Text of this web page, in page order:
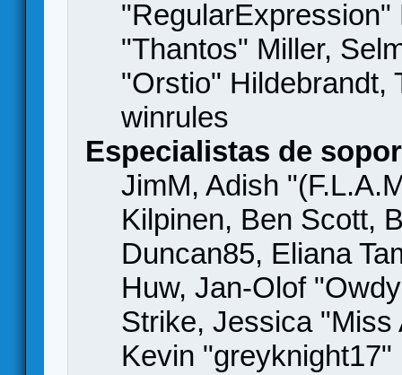
"Thantos" Miller,
"Orstio" Hildebrandt,
winrules
Especialistas de
JimM, Adish
Kilpinen, Ben Scott,
Duncan85, Eliana
Huw, Jan-Olof
Strike, Jessica
Kevin